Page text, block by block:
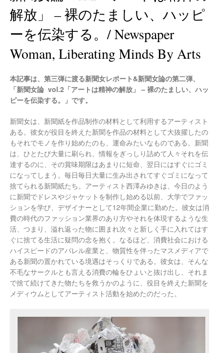
解放」 – 裸のたましい、ハッピ
ーを伝染する。/ Newspaper
Woman, Liberating Minds By Arts
本記事は、第三弾に渡る新聞女レポート&新聞女論の第二弾、
「新聞女論 vol.2「アートは精神の解放」 – 裸のたましい、ハッ
ピーを伝染する。」です。
新聞女は、新聞紙を作品制作の材料として利用するアーティスト
ある。彼女が役目を終えた新聞を作品の材料として大抜擢したの
もそれでモノを作り始めたのも、運命みたいなものである。新聞
は、ひとたび大量に刷られ、情報をぎっしり詰めて人々それを伝
達するのに、その賞味期限はあまりに短命、翌日にはすぐにゴミ
になってしまう。毎日毎日大量に生み出されてすぐゴミになって
捨てられる新聞紙たち。アーティスト西澤みゆきは、今日のよう
に新聞でドレスやジャケットを制作し始める以前、大学でファッ
ションを学び、デザイナーとして12年間企業に勤めた。彼女は消
費の時代のファッション業界のあり方やそれを体現するような生
活、つまり、溢れ返った物に囲まれ次々と新しく手に入れてはす
ぐに捨てる生活に疑問の念を抱く。なるほど、消費社会における
ハイスピードのアパレル産業と、物質性を伴ったマスメディアで
ある新聞の置かれている境遇はそっくりである。彼女は、そんな
不毛なサークルとも言える消費の輪をひょいと抜け出し、それま
で捨て続けてきた物たちを救うかのように、役目を終えた新聞を
メディウムとしてアーティスト活動を始めたのだった。